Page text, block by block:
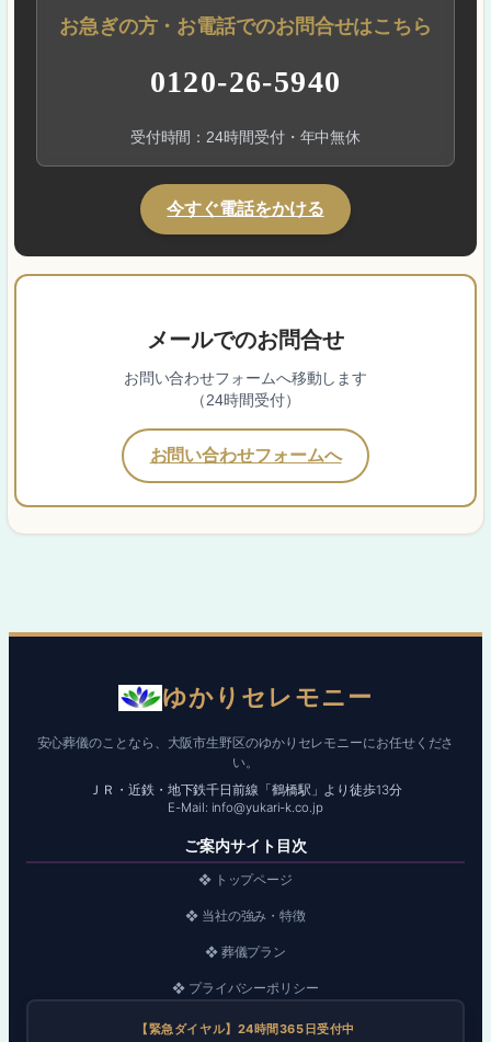
お急ぎの方・お電話でのお問合せはこちら
0120-26-5940
受付時間：24時間受付・年中無休
今すぐ電話をかける
メールでのお問合せ
お問い合わせフォームへ移動します
（24時間受付）
お問い合わせフォームへ
ゆかりセレモニー
安心葬儀のことなら、大阪市生野区のゆかりセレモニーにお任せくださ
い。
ＪＲ・近鉄・地下鉄千日前線「鶴橋駅」より徒歩13分
E-Mail: info@yukari-k.co.jp
ご案内サイト目次
❖ トップページ
❖ 当社の強み・特徴
❖ 葬儀プラン
❖ プライバシーポリシー
【緊急ダイヤル】24時間365日受付中